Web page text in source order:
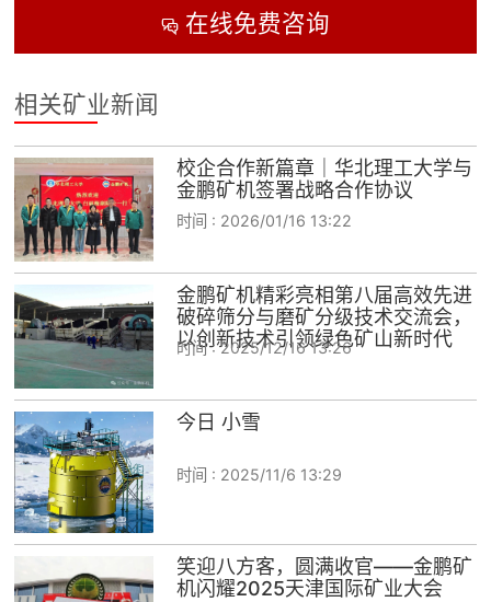
在线免费咨询
相关矿业新闻
校企合作新篇章｜华北理工大学与
金鹏矿机签署战略合作协议
时间 : 2026/01/16 13:22
金鹏矿机精彩亮相第八届高效先进
破碎筛分与磨矿分级技术交流会，
以创新技术引领绿色矿山新时代
时间 :2025/12/16 13:26
今日 小雪
时间 : 2025/11/6 13:29
笑迎八方客，圆满收官——金鹏矿
机闪耀2025天津国际矿业大会